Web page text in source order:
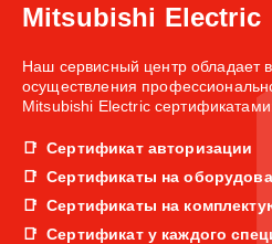
Mitsubishi Electric
Наш сервисный центр обладает
осуществления
Mitsubishi Electric
Сертификат авторизации
Сертификаты на
Сертификаты на
Сертификат у каждого